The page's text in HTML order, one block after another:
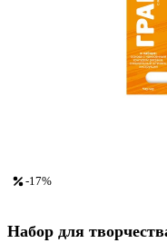
-17%
Набор для